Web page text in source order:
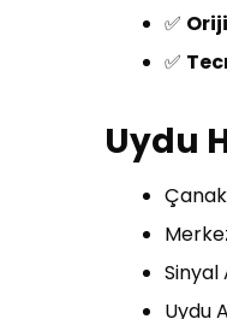
✅
✅
Uydu
Sinyal
Uydu